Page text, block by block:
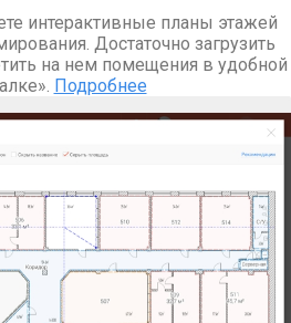
интерактивные планы этажей
Достаточно загрузить
на нем помещения в удобной
Подробнее